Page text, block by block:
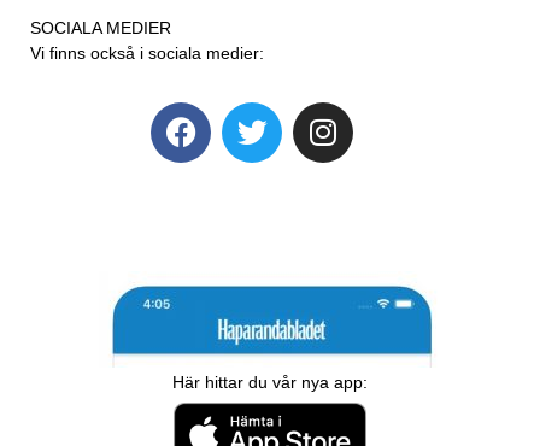
SOCIALA MEDIER
Vi finns också i sociala medier:
Här hittar du vår nya app: